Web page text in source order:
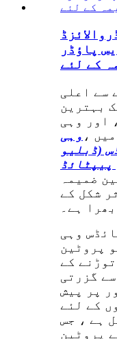
پاؤڈر
کے لئے
سے اعلی
بہترین
اور وہی
، وہی
(ڈبلیو
پیپٹائڈ
ضمیمہ
شکل کے
ہے۔
وہی
پروٹین
کے
گزرتی
پر پیش
کے لئے
ہے ، جس
پروٹین